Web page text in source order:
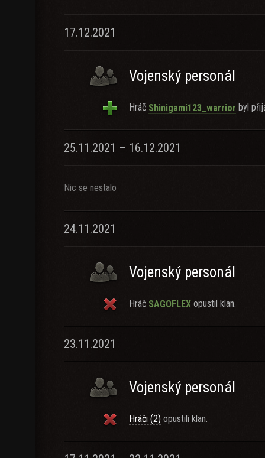
17.12.2021
Vojenský personál
Hráč Shinigami123_warrior byl
25.11.2021 – 16.12.2021
Nic se nestalo
24.11.2021
Vojenský personál
Hráč SAGOFLEX opustil klan.
23.11.2021
Vojenský personál
Hráči (2) opustili klan.